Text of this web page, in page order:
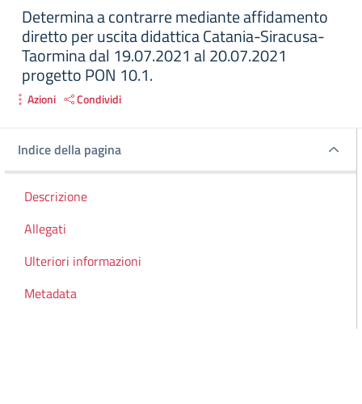
Determina a contrarre mediante affidamento
diretto per uscita didattica Catania-Siracusa-
Taormina dal 19.07.2021 al 20.07.2021
progetto PON 10.1.
Azioni Condividi
Indice della pagina
Indice della pagina
Descrizione
Allegati
Ulteriori informazioni
Metadata